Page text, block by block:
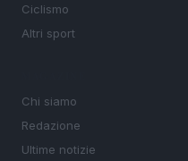
Ciclismo
Altri sport
Chi siamo
Redazione
Ultime notizie